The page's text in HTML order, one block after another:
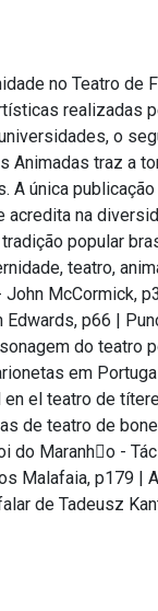
no Teatro de
realizadas
o
Animadas traz a
A única
acredita na
popular
teatro,
McCormick,
Edwards, p66 |
do teatro
em
el teatro de
de teatro de
do Maranho -
Malafaia, p179 |
de Tadeusz